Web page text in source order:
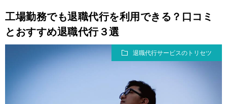
工場勤務でも退職代行を利用できる？口コミ
とおすすめ退職代行３選
退職代行サービスのトリセツ